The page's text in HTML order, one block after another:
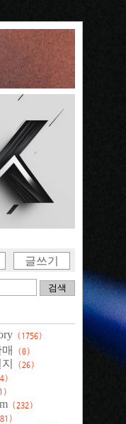
글쓰기
(1756)
(0)
(26)
(232)